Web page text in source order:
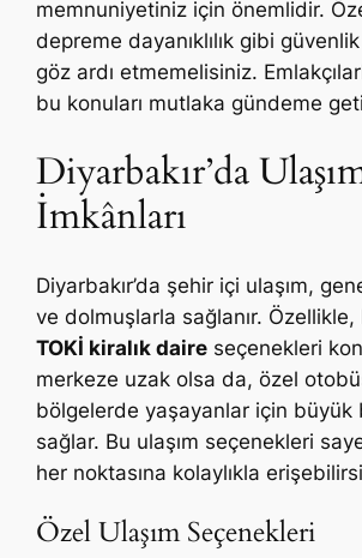
memnuniyetiniz için önemlidir.
depreme dayanıklılık gibi güvenlik
göz ardı etmemelisiniz.
bu konuları mutlaka gündeme
Diyarbakır’da
İmkânları
Diyarbakır’da şehir içi ulaşım,
ve dolmuşlarla sağlanır. Özellikle,
TOKİ kiralık daire seçenekleri
merkeze uzak olsa da, özel
bölgelerde yaşayanlar için büyük
sağlar. Bu ulaşım seçenekleri
her noktasına kolaylıkla
Özel Ulaşım Seçenekleri